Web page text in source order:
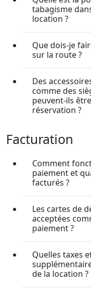
tabagisme
location ?
Que dois-je
sur la route ?
Des
comme des
peuvent-ils
réservation ?
Facturation
Comment
paiement et
facturés ?
Les cartes de
acceptées
paiement ?
Quelles taxes
de la location ?